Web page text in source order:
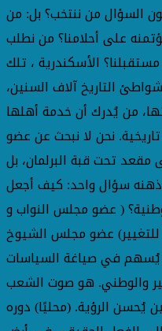
السؤال من ننتخب؟ بل: من
على أحلامنا؟ من نطلب
الأسكندرية ، تلك
التاريخ آلاف السنين،
من يُدرك أن خدمة أهلها
نحن لا نبحث عن عضو
تحت قبة البرلمان، بل
سؤال واحد: كيف أجعل
( عضو مجلس النواب و
عضو مجلس الشيوخ
يُسهم في صياغة السياسات
والوطني. هو صوت الشعب
يُحسن الرؤية. (محليًا) دوره